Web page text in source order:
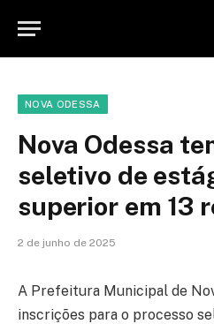
NOVA ODESSA
Nova Odessa
seletivo de
superior em 13
2 de junho de 2025
A Prefeitura Municipal de
inscrições para o processo